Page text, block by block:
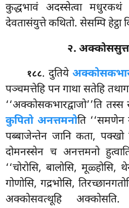
कुद्धभावं अदस्सेत्वा मधुरकथं
देवतासंयुत्ते कथितो. सेसम्पि हेट्ठा
२.
१८८. दुतिये
पञ्चमत्तेहि पन गाथा सतेहि
‘‘अक्कोसकभारद्वाजो’’ति तस्स
कुपितो अनत्तमनोति ‘‘समणेन
पब्बाजेन्तेन जानि कता, पक्खो
दोमनस्सेन च अनत्तमनो
‘‘चोरोसि, बालोसि, मूळ्होसि,
गोणोसि, गद्रभोसि,
अक्कोसवत्थूहि